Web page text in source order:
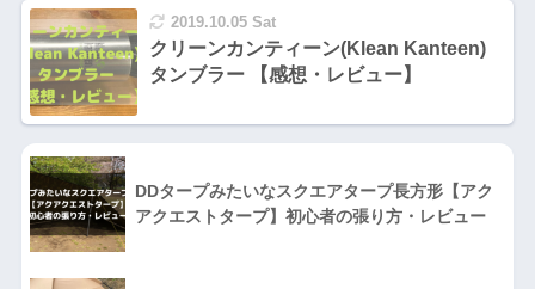
2019.10.05 Sat
クリーンカンティーン(Klean Kanteen)
タンブラー 【感想・レビュー】
DDタープみたいなスクエアタープ長方形【アク
アクエストタープ】初心者の張り方・レビュー